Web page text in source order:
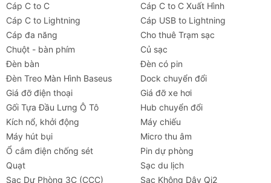
Cáp C to C
Cáp C to C Xuất Hình
Cáp C to Lightning
Cáp USB to Lightning
Cáp đa năng
Cho thuê Trạm sạc
Chuột - bàn phím
Củ sạc
Đèn bàn
Đèn có pin
Đèn Treo Màn Hình Baseus
Dock chuyển đổi
Giá đỡ điện thoại
Giá đỡ xe hơi
Gối Tựa Đầu Lưng Ô Tô
Hub chuyển đổi
Kích nổ, khởi động
Máy chiếu
Máy hút bụi
Micro thu âm
Ổ cắm điện chống sét
Pin dự phòng
Quạt
Sạc du lịch
Sạc Dự Phòng 3C (CCC)
Sạc Không Dây Qi2